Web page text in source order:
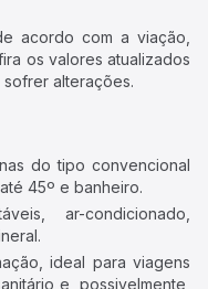
acordo com a viação,
os valores atualizados
alterações.
do tipo convencional
45º e banheiro.
ar-condicionado,
ideal para viagens
e, possivelmente,